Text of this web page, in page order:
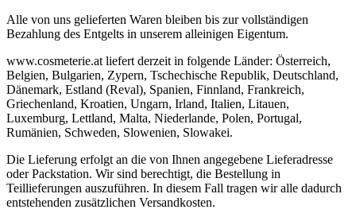
Alle von uns gelieferten Waren bleiben bis zur vollständigen
Bezahlung des Entgelts in unserem alleinigen Eigentum.
www.cosmeterie.at liefert derzeit in folgende Länder: Österreich,
Belgien, Bulgarien, Zypern, Tschechische Republik, Deutschland,
Dänemark, Estland (Reval), Spanien, Finnland, Frankreich,
Griechenland, Kroatien, Ungarn, Irland, Italien, Litauen,
Luxemburg, Lettland, Malta, Niederlande, Polen, Portugal,
Rumänien, Schweden, Slowenien, Slowakei.
Die Lieferung erfolgt an die von Ihnen angegebene Lieferadresse
oder Packstation. Wir sind berechtigt, die Bestellung in
Teillieferungen auszuführen. In diesem Fall tragen wir alle dadurch
entstehenden zusätzlichen Versandkosten.